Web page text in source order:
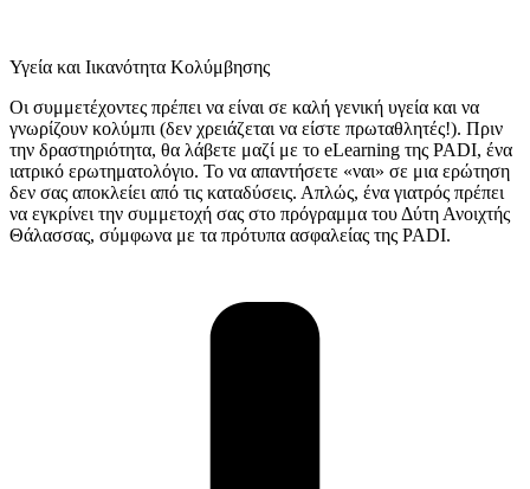
Υγεία και Iικανότητα Kολύμβησης
Οι συμμετέχοντες πρέπει να είναι σε καλή γενική υγεία και να
γνωρίζουν κολύμπι (δεν χρειάζεται να είστε πρωταθλητές!). Πριν
την δραστηριότητα, θα λάβετε μαζί με το eLearning της PADI, ένα
ιατρικό ερωτηματολόγιο. Το να απαντήσετε «ναι» σε μια ερώτηση
δεν σας αποκλείει από τις καταδύσεις. Απλώς, ένα γιατρός πρέπει
να εγκρίνει την συμμετοχή σας στο πρόγραμμα του Δύτη Ανοιχτής
Θάλασσας, σύμφωνα με τα πρότυπα ασφαλείας της PADI.